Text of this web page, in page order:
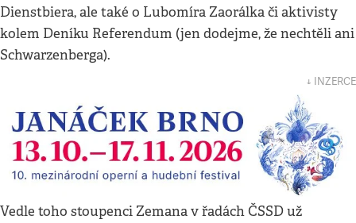
Dienstbiera, ale také o Lubomíra Zaorálka či aktivisty
kolem Deníku Referendum (jen dodejme, že nechtěli ani
Schwarzenberga).
↓ INZERCE
Vedle toho stoupenci Zemana v řadách ČSSD už